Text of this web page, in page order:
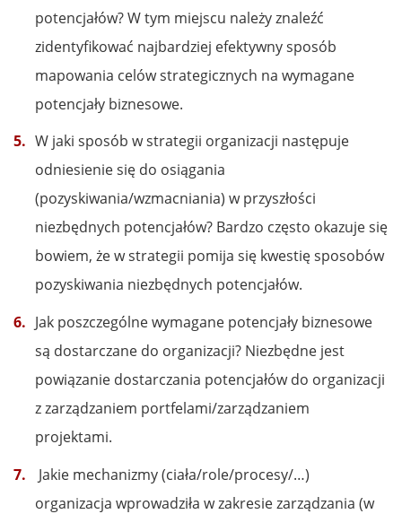
potencjałów? W tym miejscu należy znaleźć
zidentyfikować najbardziej efektywny sposób
mapowania celów strategicznych na wymagane
potencjały biznesowe.
W jaki sposób w strategii organizacji następuje
odniesienie się do osiągania
(pozyskiwania/wzmacniania) w przyszłości
niezbędnych potencjałów? Bardzo często okazuje się
bowiem, że w strategii pomija się kwestię sposobów
pozyskiwania niezbędnych potencjałów.
Jak poszczególne wymagane potencjały biznesowe
są dostarczane do organizacji? Niezbędne jest
powiązanie dostarczania potencjałów do organizacji
z zarządzaniem portfelami/zarządzaniem
projektami.
Jakie mechanizmy (ciała/role/procesy/…)
organizacja wprowadziła w zakresie zarządzania (w